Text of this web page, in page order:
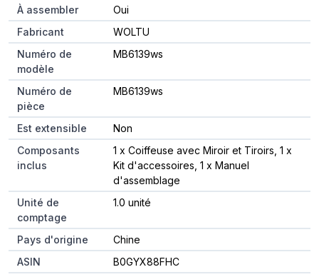
À assembler
Oui
Fabricant
WOLTU
Numéro de
modèle
MB6139ws
Numéro de
pièce
MB6139ws
Est extensible
Non
Composants
inclus
1 x Coiffeuse avec Miroir et Tiroirs, 1 x
Kit d'accessoires, 1 x Manuel
d'assemblage
Unité de
comptage
1.0 unité
Pays d'origine
Chine
ASIN
B0GYX88FHC